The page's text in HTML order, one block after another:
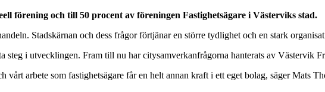
förening och till 50 procent av föreningen Fastighetsägare i Västerviks stad.
Stadskärnan och dess frågor förtjänar en större tydlighet och en stark
steg i utvecklingen. Fram till nu har citysamverkanfrågorna hanterats av Västervik
arbete som fastighetsägare får en helt annan kraft i ett eget bolag, säger Mats